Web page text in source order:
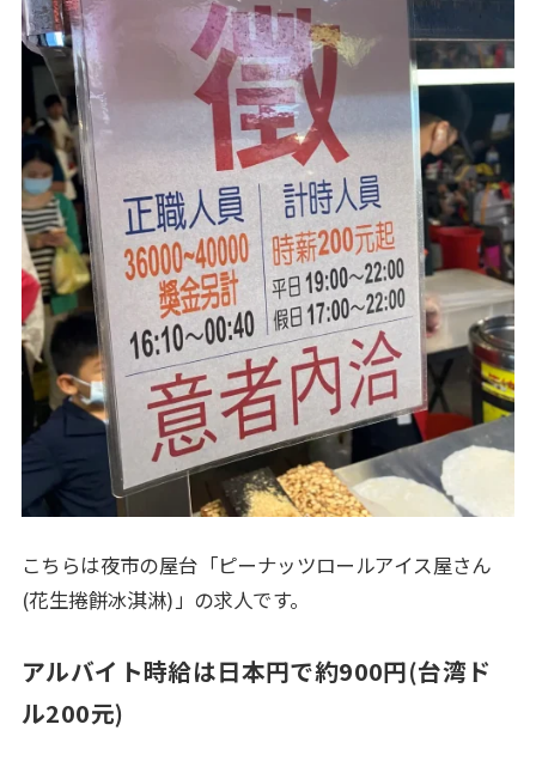
こちらは夜市の屋台「ピーナッツロールアイス屋さん
(花生捲餅冰淇淋)」の求人です。
アルバイト時給は日本円で約900円(台湾ド
ル200元)